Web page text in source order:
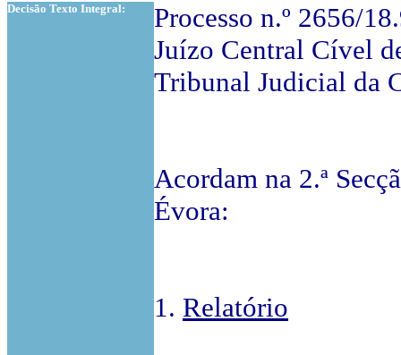
Decisão Texto Integral:
Processo n.º 2656/
Juízo Central Cível
Tribunal Judicial da
Acordam na 2.ª
Évora:
1. Relatório